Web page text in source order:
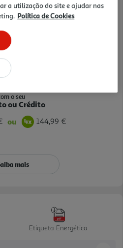
juros
€Seguintes:
Total):
o seu
ou Crédito
ou 144,99 €
mais
Etiqueta Energética
a utilização do site e ajudar nas
Política de Cookies